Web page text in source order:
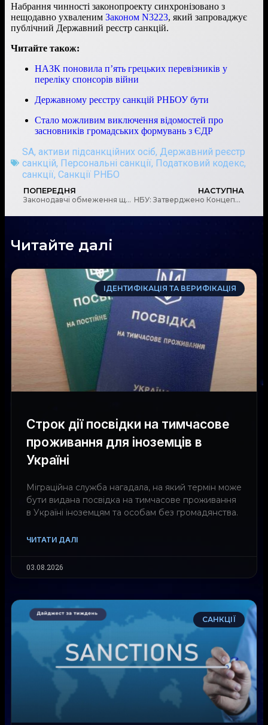
Набрання чинності законопроекту синхронізовано з
нещодавно ухваленим Законом N3223, який запроваджує
публічний Державний реєстр санкцій.
Читайте також:
НАЗК поновила п’ять грецьких перевізників у
переліку спонсорів війни
Державному реєстру санкцій РНБОУ бути
Стало можливим виключення відомостей про
засновників громадських формувань з ЄДР
SA, активи підсанкційних осіб, Державний реєстр
санкцій, Персональні санкції, Податковий кодекс,
санкції, Санкції РНБО
ПОПЕРЕДНЯ
Законодавчі обмеження щодо доступу до певних категорій ухвал господарських судів
НАСТУПНА
НБУ: Затверджено Концепцію відкритого банкінгу
Читайте далі
ІДЕНТИФІКАЦІЯ ТА ВЕРИФІКАЦІЯ
Строк дії посвідки на тимчасове
проживання для іноземців в
Україні
Міграційна служба нагадала, на який термін може
бути видана посвідка на тимчасове проживання
в Україні іноземцям та особам без громадянства.
ЧИТАТИ ДАЛІ
03.08.2026
САНКЦІЇ